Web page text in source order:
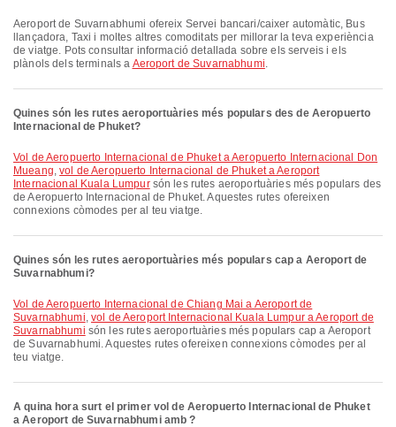
Aeroport de Suvarnabhumi ofereix Servei bancari/caixer automàtic, Bus
llançadora, Taxi i moltes altres comoditats per millorar la teva experiència
de viatge. Pots consultar informació detallada sobre els serveis i els
plànols dels terminals a Aeroport de Suvarnabhumi.
Quines són les rutes aeroportuàries més populars des de Aeropuerto
Internacional de Phuket?
vol de Aeropuerto Internacional de Phuket a Aeropuerto Internacional Don
Mueang,vol de Aeropuerto Internacional de Phuket a Aeroport
Internacional Kuala Lumpursón les rutes aeroportuàries més populars des
de Aeropuerto Internacional de Phuket. Aquestes rutes ofereixen
connexions còmodes per al teu viatge.
Quines són les rutes aeroportuàries més populars cap a Aeroport de
Suvarnabhumi?
vol de Aeropuerto Internacional de Chiang Mai a Aeroport de
Suvarnabhumi, vol de Aeroport Internacional Kuala Lumpur a Aeroport de
Suvarnabhumi són les rutes aeroportuàries més populars cap a Aeroport
de Suvarnabhumi. Aquestes rutes ofereixen connexions còmodes per al
teu viatge.
A quina hora surt el primer vol de Aeropuerto Internacional de Phuket
a Aeroport de Suvarnabhumi amb ?